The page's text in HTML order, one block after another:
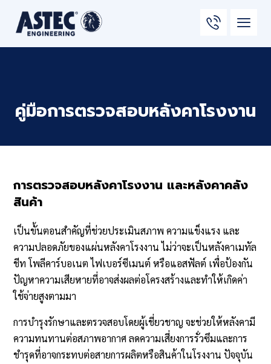
คู่มือการตรวจสอบหลังคาโรงงาน
การตรวจสอบหลังคาโรงงาน และหลังคาคลัง
สินค้า
เป็นขั้นตอนสำคัญที่ช่วยประเมินสภาพ ความแข็งแรง และ
ความปลอดภัยของแผ่นหลังคาโรงงาน ไม่ว่าจะเป็นหลังคาเมทัล
ชีท โพลีคาร์บอเนต ไฟเบอร์ซีเมนต์ หรือแอสฟัลต์ เพื่อป้องกัน
ปัญหาความเสียหายที่อาจส่งผลต่อโครงสร้างและทำให้เกิดค่า
ใช้จ่ายสูงตามมา
การบำรุงรักษาและตรวจสอบโดยผู้เชี่ยวชาญ จะช่วยให้หลังคามี
ความทนทานต่อสภาพอากาศ ลดความเสี่ยงการรั่วซึมและการ
ชำรุดที่อาจกระทบต่อสายการผลิตหรือสินค้าในโรงงาน ปัจจุบัน